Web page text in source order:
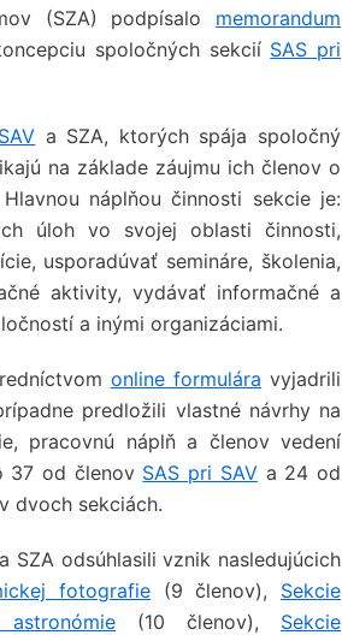
(SZA) podpísalo memorandum
spoločných sekcií SAS pri
a SZA, ktorých spája spoločný
na základe záujmu ich členov o
náplňou činnosti sekcie je:
úloh vo svojej oblasti činnosti,
usporadúvať semináre, školenia,
aktivity, vydávať informačné a
a inými organizáciami.
online formulára vyjadrili
predložili vlastné návrhy na
pracovnú náplň a členov vedení
37 od členov SAS pri SAVa 24 od
dvoch sekciách.
SZA odsúhlasili vznik nasledujúcich
fotografie(9 členov), Sekcie
(10 členov), Sekcie